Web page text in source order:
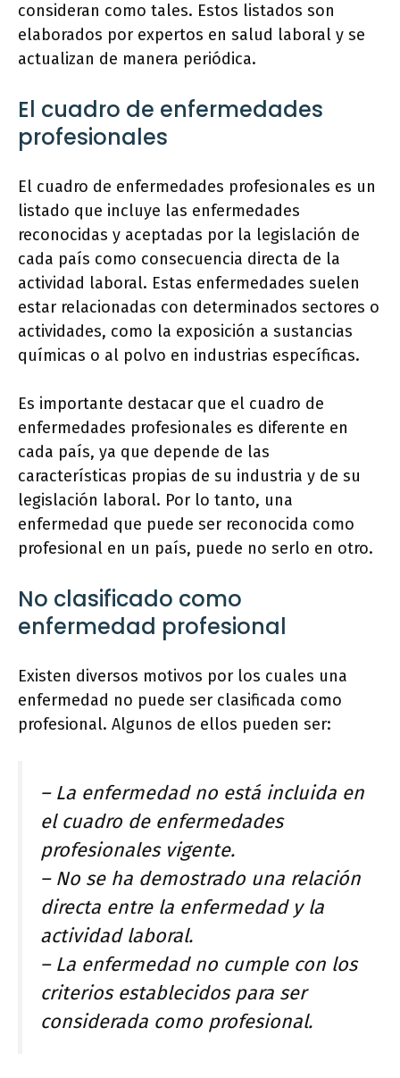
consideran como tales. Estos listados son
elaborados por expertos en salud laboral y se
actualizan de manera periódica.
El cuadro de enfermedades
profesionales
El cuadro de enfermedades profesionales es un
listado que incluye las enfermedades
reconocidas y aceptadas por la legislación de
cada país como consecuencia directa de la
actividad laboral. Estas enfermedades suelen
estar relacionadas con determinados sectores o
actividades, como la exposición a sustancias
químicas o al polvo en industrias específicas.
Es importante destacar que el cuadro de
enfermedades profesionales es diferente en
cada país, ya que depende de las
características propias de su industria y de su
legislación laboral. Por lo tanto, una
enfermedad que puede ser reconocida como
profesional en un país, puede no serlo en otro.
No clasificado como
enfermedad profesional
Existen diversos motivos por los cuales una
enfermedad no puede ser clasificada como
profesional. Algunos de ellos pueden ser:
– La enfermedad no está incluida en
el cuadro de enfermedades
profesionales vigente.
– No se ha demostrado una relación
directa entre la enfermedad y la
actividad laboral.
– La enfermedad no cumple con los
criterios establecidos para ser
considerada como profesional.